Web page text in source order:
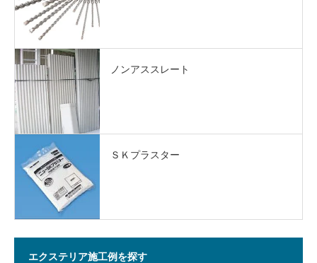
ノンアススレート
ＳＫプラスター
エクステリア施工例を探す